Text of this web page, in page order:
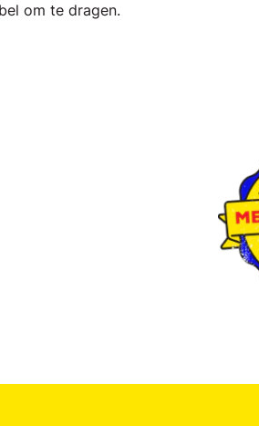
om te dragen.